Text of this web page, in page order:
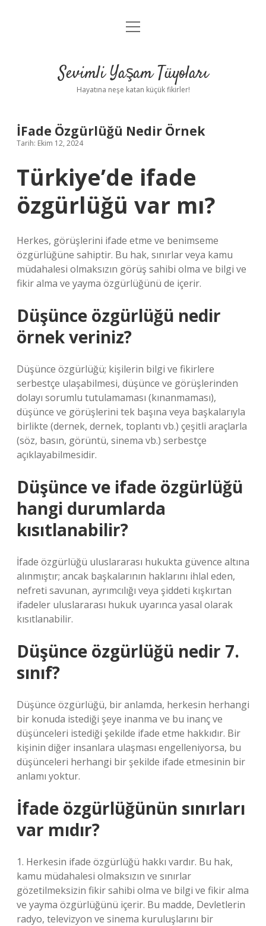
Anasayfa
Yasal Uyarı
menüyü
Sevimli Yaşam Tüyoları
Hayatına neşe katan küçük fikirler!
İFade Özgürlüğü Nedir Örnek
Tarih: Ekim 12, 2024
Türkiye’de ifade
özgürlüğü var mı?
Herkes, görüşlerini ifade etme ve benimseme
özgürlüğüne sahiptir. Bu hak, sınırlar veya kamu
müdahalesi olmaksızın görüş sahibi olma ve bilgi ve
fikir alma ve yayma özgürlüğünü de içerir.
Düşünce özgürlüğü nedir
örnek veriniz?
Düşünce özgürlüğü; kişilerin bilgi ve fikirlere
serbestçe ulaşabilmesi, düşünce ve görüşlerinden
dolayı sorumlu tutulamaması (kınanmaması),
düşünce ve görüşlerini tek başına veya başkalarıyla
birlikte (dernek, dernek, toplantı vb.) çeşitli araçlarla
(söz, basın, görüntü, sinema vb.) serbestçe
açıklayabilmesidir.
Düşünce ve ifade özgürlüğü
hangi durumlarda
kısıtlanabilir?
İfade özgürlüğü uluslararası hukukta güvence altına
alınmıştır; ancak başkalarının haklarını ihlal eden,
nefreti savunan, ayrımcılığı veya şiddeti kışkırtan
ifadeler uluslararası hukuk uyarınca yasal olarak
kısıtlanabilir.
Düşünce özgürlüğü nedir 7.
sınıf?
Düşünce özgürlüğü, bir anlamda, herkesin herhangi
bir konuda istediği şeye inanma ve bu inanç ve
düşünceleri istediği şekilde ifade etme hakkıdır. Bir
kişinin diğer insanlara ulaşması engelleniyorsa, bu
düşünceleri herhangi bir şekilde ifade etmesinin bir
anlamı yoktur.
İfade özgürlüğünün sınırları
var mıdır?
1. Herkesin ifade özgürlüğü hakkı vardır. Bu hak,
kamu müdahalesi olmaksızın ve sınırlar
gözetilmeksizin fikir sahibi olma ve bilgi ve fikir alma
ve yayma özgürlüğünü içerir. Bu madde, Devletlerin
radyo, televizyon ve sinema kuruluşlarını bir